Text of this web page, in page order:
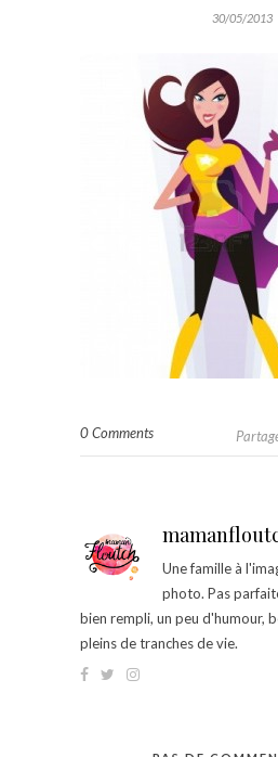
30/05/2013
0 Comments
Une famille à
photo. Pas
bien rempli, un peu d'humour,
pleins de tranches de vie.